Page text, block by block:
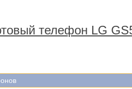
телефон LG